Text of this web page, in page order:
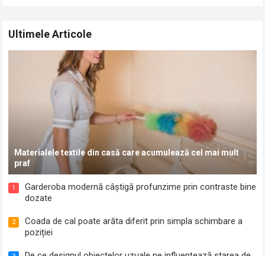
Ultimele Articole
Materialele textile din casă care acumulează cel mai mult
praf
1
Garderoba modernă câștigă profunzime prin contraste bine
dozate
2
Coada de cal poate arăta diferit prin simpla schimbare a
poziției